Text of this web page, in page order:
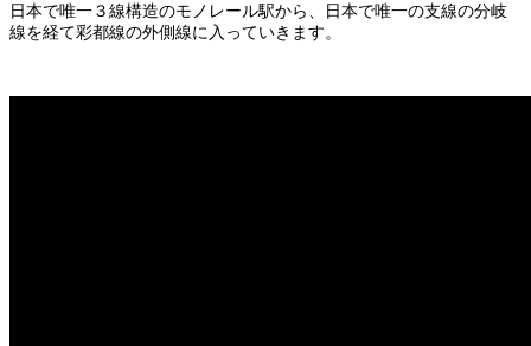
日本で唯一３線構造のモノレール駅から、日本で唯一の支線の分岐
線を経て彩都線の外側線に入っていきます。